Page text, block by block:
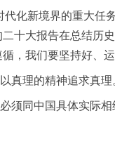
化新境界的重大任
十大报告在总结历
，我们要坚持好、
真理的精神追求真理
同中国具体实际相